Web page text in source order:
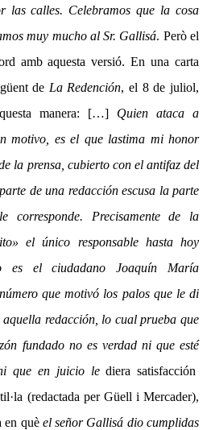
las calles. Celebramos que la cosa
muy mucho al Sr. Gallisá. Però el
amb aquesta versió. En una carta
de La Redención, el 8 de juliol,
manera: […] Quien ataca a
motivo, es el que lastima mi honor
la prensa, cubierto con el antifaz del
de una redacción escusa la parte
corresponde. Precisamente de la
el único responsable hasta hoy
es el ciudadano Joaquín María
que motivó los palos que le di
redacción, lo cual prueba que
fundado no es verdadni que esté
que en juicio lediera satisfacción
(redactada per Güell i Mercader),
en què el señor Gallisá dio cumplidas